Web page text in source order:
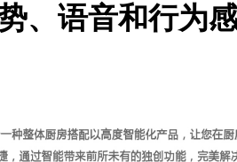
势、语音和行为